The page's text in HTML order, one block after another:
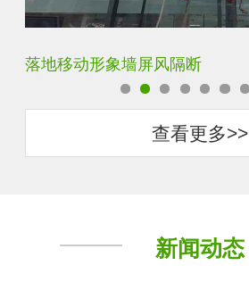
云雾超白玻隔断墙
查看更多>>
新闻动态